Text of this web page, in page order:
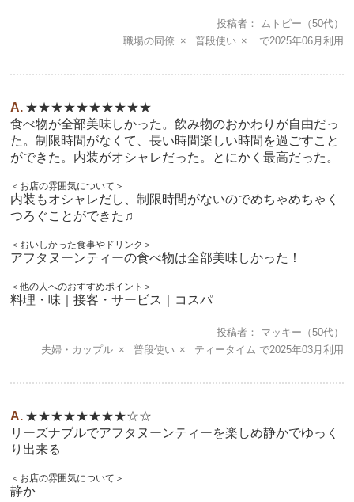
投稿者 ムトピー （50代）
職場の同僚
普段使い 2025年06月
★★★★★★★★★★
食べ物が全部美味しかった。飲み物のおかわりが自由だっ
た。制限時間がなくて、長い時間楽しい時間を過ごすこと
ができた。内装がオシャレだった。とにかく最高だった。
＜お店の雰囲気について＞
内装もオシャレだし、制限時間がないのでめちゃめちゃく
つろぐことができた♫
＜おいしかった食事やドリンク＞
アフタヌーンティーの食べ物は全部美味しかった！
＜他の人へのおすすめポイント＞
料理・味｜接客・サービス｜コスパ
投稿者 マッキー （50代）
夫婦・カップル
普段使い ティータイム 2025年03月
★★★★★★★★☆☆
リーズナブルでアフタヌーンティーを楽しめ静かでゆっく
り出来る
＜お店の雰囲気について＞
静か